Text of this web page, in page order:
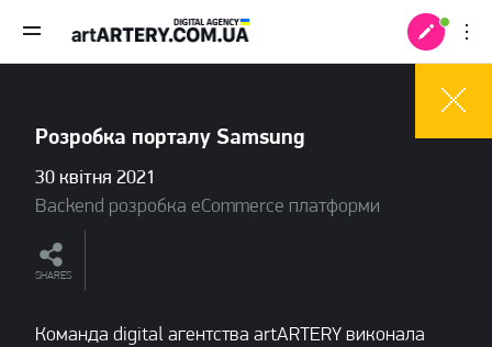
Розробка порталу Samsung
30 квітня 2021
Backend розробка eCommerce платформи
SHARES
Команда digital агентства artARTERY виконала